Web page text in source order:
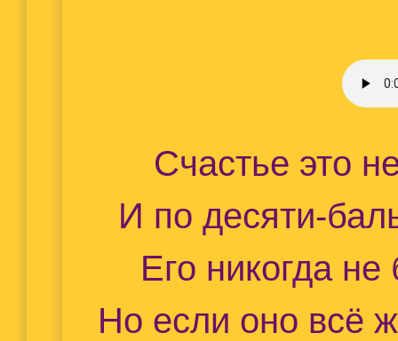
Счастье это
И по десяти-
Его никогда
Но если оно всё